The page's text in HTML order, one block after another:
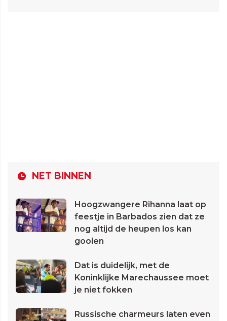
NET BINNEN
Hoogzwangere Rihanna laat op
feestje in Barbados zien dat ze
nog altijd de heupen los kan
gooien
Dat is duidelijk, met de
Koninklijke Marechaussee moet
je niet fokken
Russische charmeurs laten even